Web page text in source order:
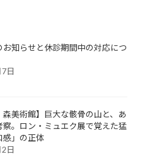
お知らせと休診期間中の対応につ
日
森美術館】巨大な骸骨の山と、あ
察。ロン・ミュエク展で覚えた猛
感」の正体
日